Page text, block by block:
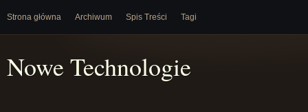
Strona główna Archiwum Spis Treści Tagi
Nowe Technologie